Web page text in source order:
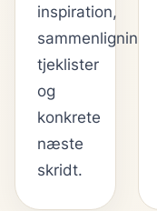
inspiration,
sammenligninger,
tjeklister
og
konkrete
næste
skridt.